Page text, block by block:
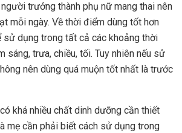
trưởng thành phụ nữ mang thai nên
mỗi ngày. Về thời điểm dùng tốt hơn
sử dụng trong tất cả các khoảng thời
sáng, trưa, chiều, tối. Tuy nhiên nếu sử
nên dùng quá muộn tốt nhất là trước
có khá nhiều chất dinh dưỡng cần thiết
mẹ cần phải biết cách sử dụng trong